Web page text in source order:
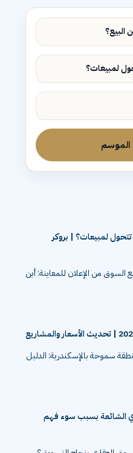
الموسم
تتحول لمبيعات؟ | بروكر
من الإعلان للمعاينة: أين
سموحة بالإسكندرية: الدليل
الشائعة بسبب سوء فهم